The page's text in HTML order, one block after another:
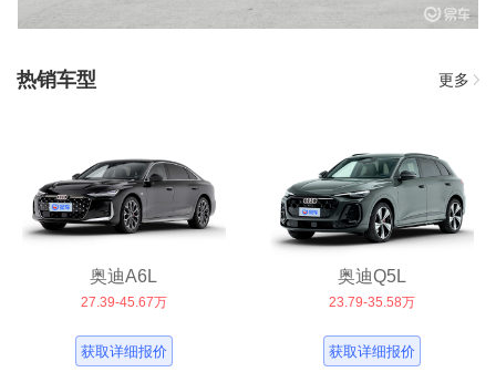
热销车型 更多
奥迪A6L
27.39-45.67万
获取详细报价
奥迪Q5L
23.79-35.58万
获取详细报价